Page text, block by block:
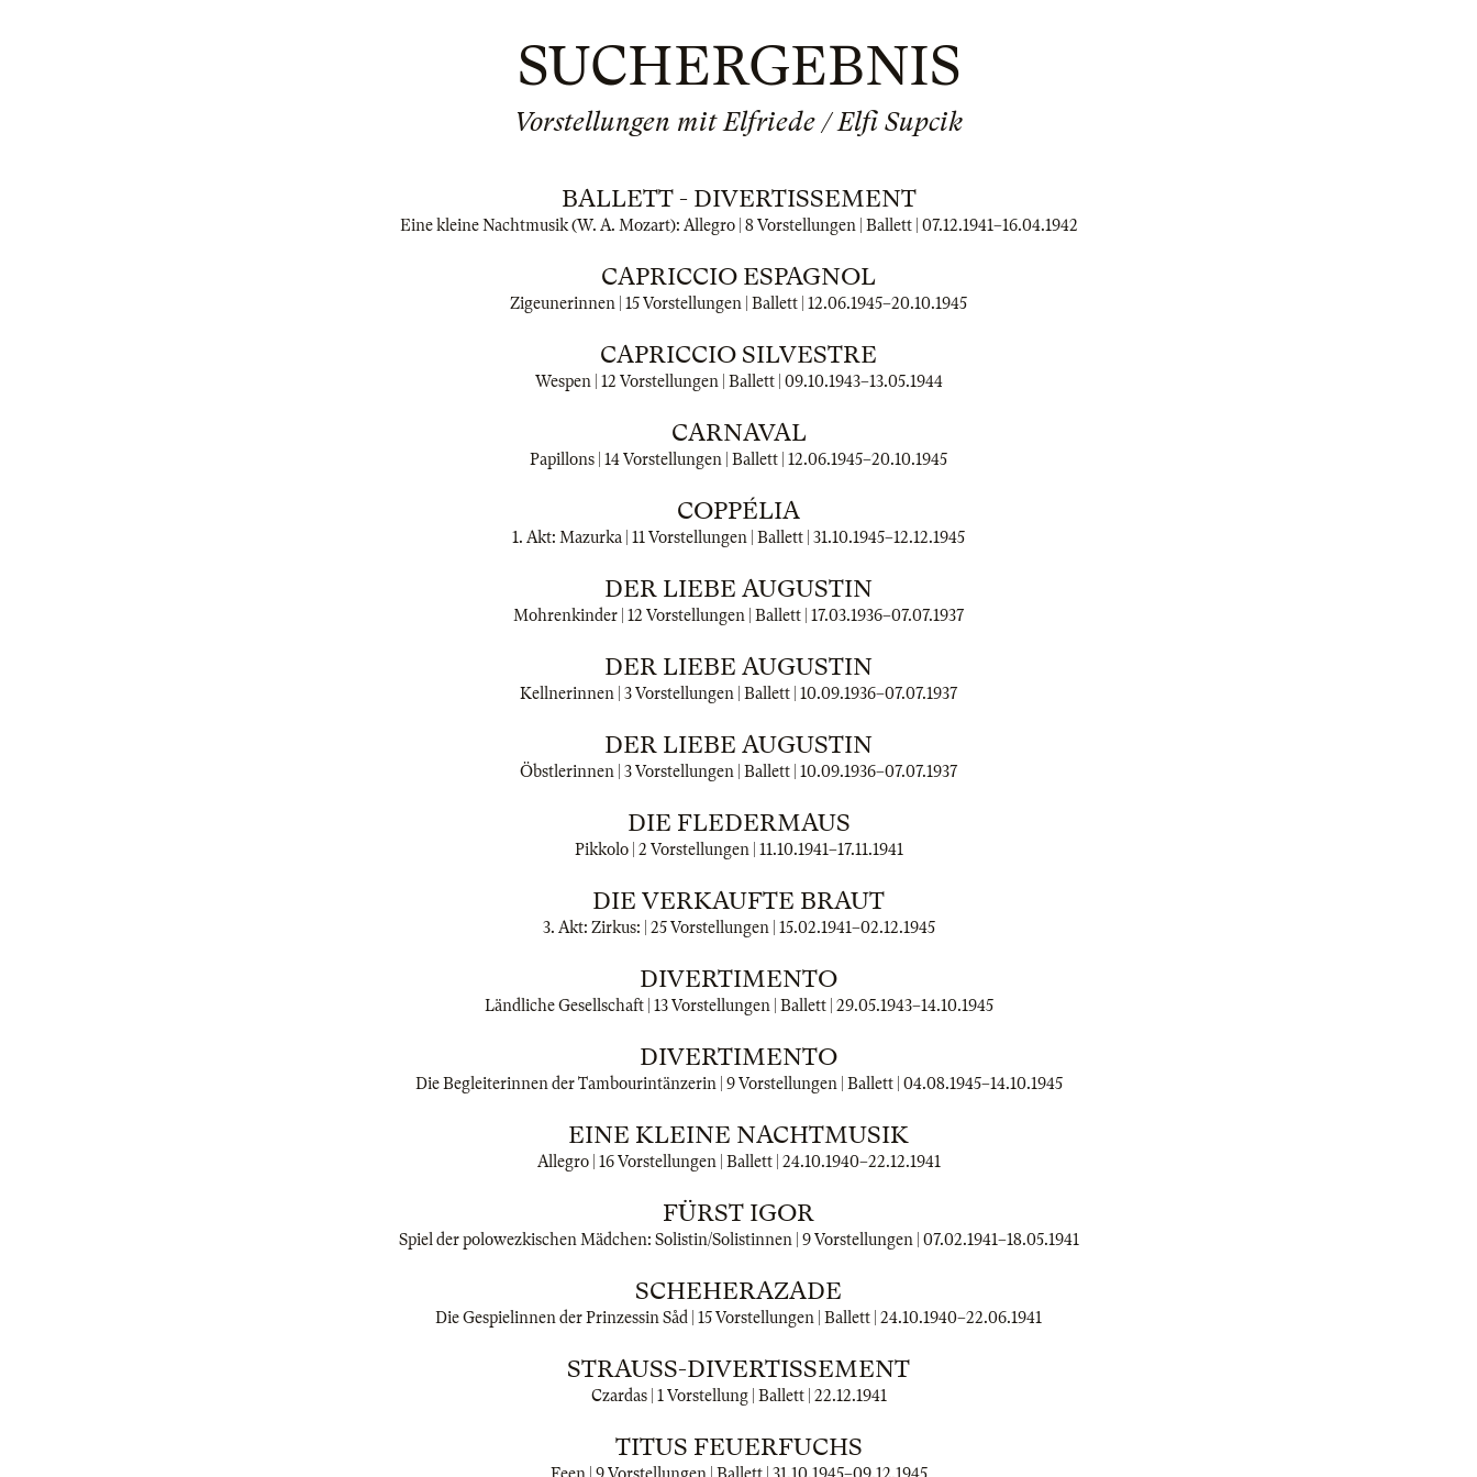
SUCHERGEBNIS
Vorstellungen mit Elfriede / Elfi Supcik
BALLETT - DIVERTISSEMENT
Eine kleine Nachtmusik (W. A. Mozart): Allegro | 8 Vorstellungen | Ballett | 07.12.1941–16.04.1942
CAPRICCIO ESPAGNOL
Zigeunerinnen | 15 Vorstellungen | Ballett | 12.06.1945–20.10.1945
CAPRICCIO SILVESTRE
Wespen | 12 Vorstellungen | Ballett | 09.10.1943–13.05.1944
CARNAVAL
Papillons | 14 Vorstellungen | Ballett | 12.06.1945–20.10.1945
COPPÉLIA
1. Akt: Mazurka | 11 Vorstellungen | Ballett | 31.10.1945–12.12.1945
DER LIEBE AUGUSTIN
Mohrenkinder | 12 Vorstellungen | Ballett | 17.03.1936–07.07.1937
DER LIEBE AUGUSTIN
Kellnerinnen | 3 Vorstellungen | Ballett | 10.09.1936–07.07.1937
DER LIEBE AUGUSTIN
Öbstlerinnen | 3 Vorstellungen | Ballett | 10.09.1936–07.07.1937
DIE FLEDERMAUS
Pikkolo | 2 Vorstellungen | 11.10.1941–17.11.1941
DIE VERKAUFTE BRAUT
3. Akt: Zirkus: | 25 Vorstellungen | 15.02.1941–02.12.1945
DIVERTIMENTO
Ländliche Gesellschaft | 13 Vorstellungen | Ballett | 29.05.1943–14.10.1945
DIVERTIMENTO
Die Begleiterinnen der Tambourintänzerin | 9 Vorstellungen | Ballett | 04.08.1945–14.10.1945
EINE KLEINE NACHTMUSIK
Allegro | 16 Vorstellungen | Ballett | 24.10.1940–22.12.1941
FÜRST IGOR
Spiel der polowezkischen Mädchen: Solistin/Solistinnen | 9 Vorstellungen | 07.02.1941–18.05.1941
SCHEHERAZADE
Die Gespielinnen der Prinzessin Såd | 15 Vorstellungen | Ballett | 24.10.1940–22.06.1941
STRAUSS-DIVERTISSEMENT
Czardas | 1 Vorstellung | Ballett | 22.12.1941
TITUS FEUERFUCHS